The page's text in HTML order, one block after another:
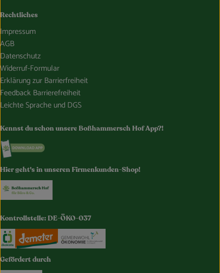
Rechtliches
Impressum
AGB
Datenschutz
Widerruf-Formular
Erklärung zur Barrierfreiheit
Feedback Barrierefreiheit
Leichte Sprache und DGS
Kennst du schon unsere Boßhammersch Hof App?!
Externer Link zu https://www.bosshammersch-
Hier geht's in unseren Firmenkunden-Shop!
Kontrollstelle: DE-ÖKO-037
Externer Link zu https://www.oekokiste.de/
Externer Link zu https://www.demeter.de/
Gefördert durch